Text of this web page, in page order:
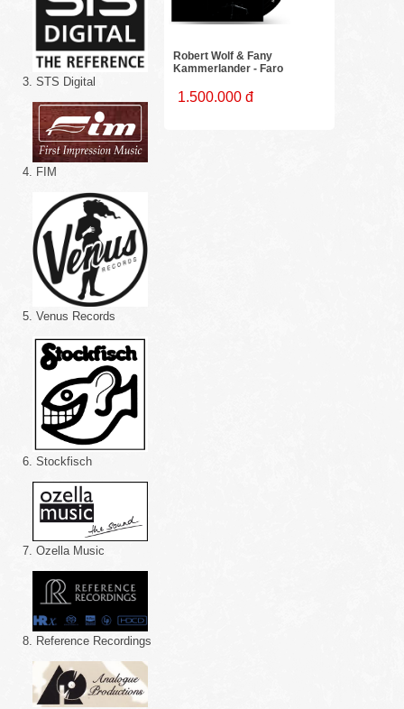
3. STS Digital
4. FIM
5. Venus Records
6. Stockfisch
7. Ozella Music
8. Reference Recordings
Robert Wolf & Fany
Kammerlander - Faro
1.500.000 đ